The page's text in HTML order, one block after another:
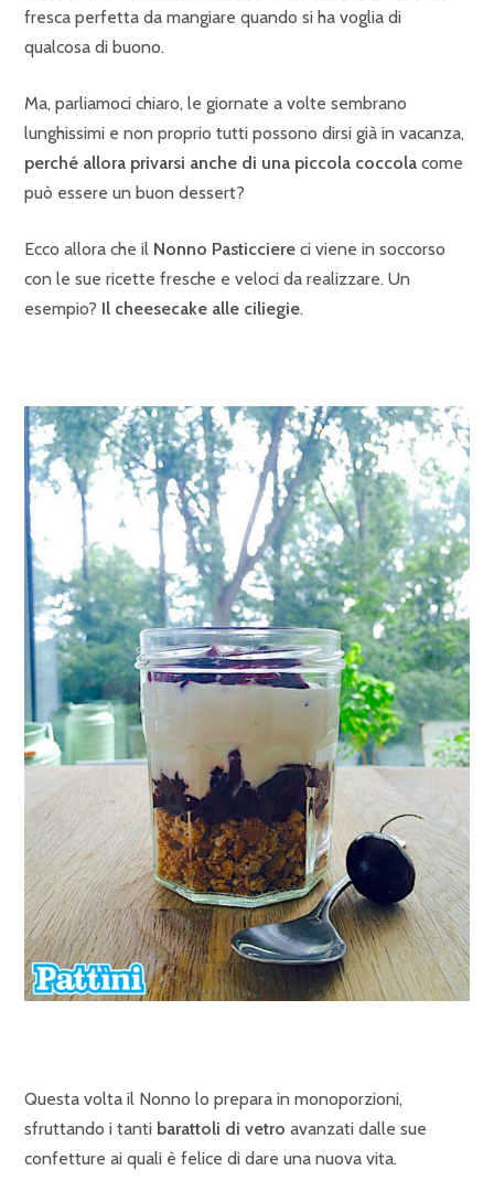
fresca perfetta da mangiare quando si ha voglia di
qualcosa di buono.
Ma, parliamoci chiaro, le giornate a volte sembrano
lunghissimi e non proprio tutti possono dirsi già in vacanza,
perché allora privarsi anche di una piccola coccola come
può essere un buon dessert?
Ecco allora che il Nonno Pasticciere ci viene in soccorso
con le sue ricette fresche e veloci da realizzare. Un
esempio? Il cheesecake alle ciliegie.
Questa volta il Nonno lo prepara in monoporzioni,
sfruttando i tanti barattoli di vetro avanzati dalle sue
confetture ai quali è felice di dare una nuova vita.